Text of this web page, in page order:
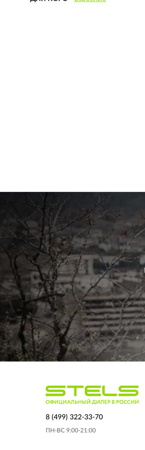
8 (499) 322-33-70
ПН-ВС 9:00-21:00